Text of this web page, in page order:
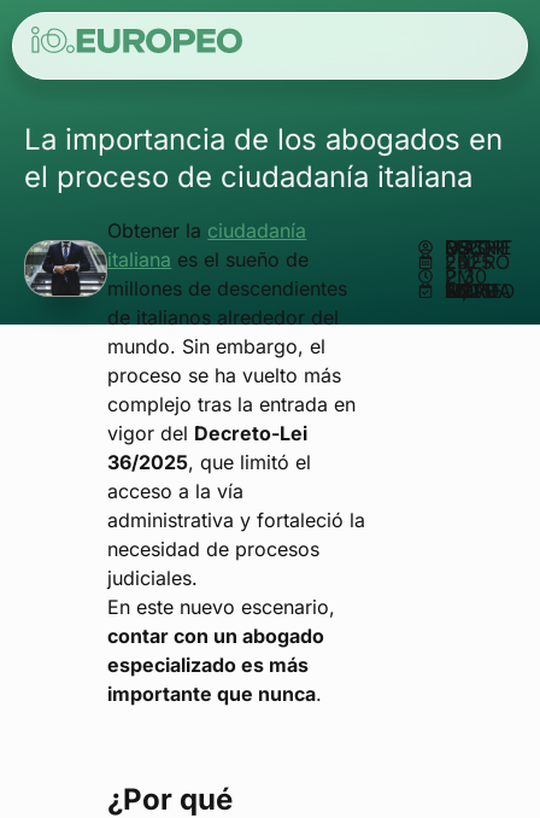
La importancia de los abogados en
el proceso de ciudadanía italiana
Obtener la ciudadanía
italiana es el sueño de
millones de descendientes
de italianos alrededor del
mundo. Sin embargo, el
proceso se ha vuelto más
complejo tras la entrada en
vigor del Decreto-Lei
36/2025, que limitó el
acceso a la vía
administrativa y fortaleció la
necesidad de procesos
judiciales.
En este nuevo escenario,
contar con un abogado
especializado es más
importante que nunca.
¿Por qué
ESCRITO POR
MATHEUS REIS
ENERO 24, 2025
2:30 PM
ACTUALIZADO EN NOVIEMBRE 17, 2025